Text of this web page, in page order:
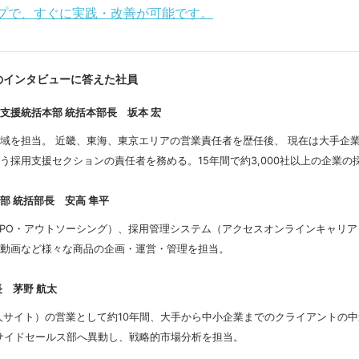
で、すぐに実践・改善が可能です。
インタビューに答えた社員
援統括本部 統括本部長 坂本 宏
を担当。 近畿、東海、東京エリアの営業責任者を歴任後、 現在は大手企
採用支援セクションの責任者を務める。15年間で約3,000社以上の企業の
統括部長 安高 隼平
・アウトソーシング）、採用管理システム（アクセスオンラインキャリ
画など様々な商品の企画・運営・管理を担当。
茅野 航太
イト）の営業として約10年間、大手から中小企業までのクライアントの
ドセールス部へ異動し、戦略的市場分析を担当。